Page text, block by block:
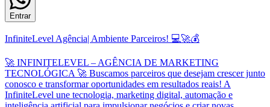
Entrar
InfiniteLevel Agência| Ambiente Parceiros! 💻🚀💰
🚀 INFINITELEVEL – AGÊNCIA DE MARKETING
TECNOLÓGICA 🚀 Buscamos parceiros que desejam crescer junto
conosco e transformar oportunidades em resultados reais! A
InfiniteLevel une tecnologia, marketing digital, automação e